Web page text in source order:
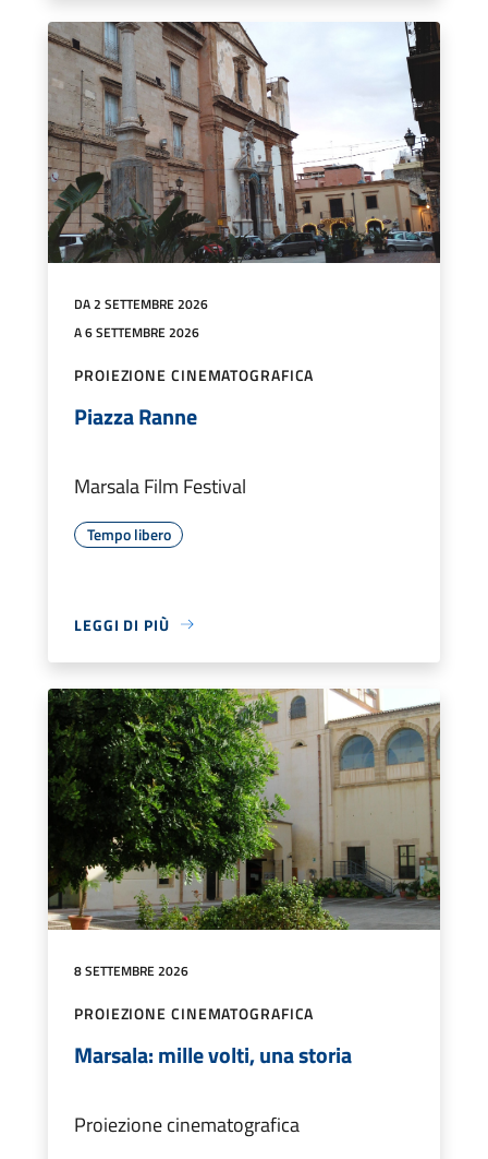
DA 2 SETTEMBRE 2026
A 6 SETTEMBRE 2026
PROIEZIONE CINEMATOGRAFICA
Piazza Ranne
Marsala Film Festival
Tempo libero
LEGGI DI PIÙ
8 SETTEMBRE 2026
PROIEZIONE CINEMATOGRAFICA
Marsala: mille volti, una storia
Proiezione cinematografica